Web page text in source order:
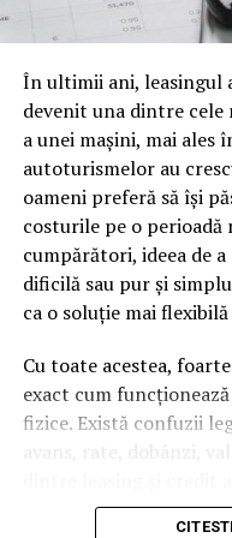
oamenii cu adevărat.
cuvinte tematice,
caută.
Apoi vine partea de
vizitatorii stau zece,
urmărească replay-ul
Google nu îți măsoară
petrecut, scrollul și
util e materialul.
Și mai e ceva ce se
linkuri aproape de la
newsletter, altcineva
partener îl trimite în
tău, iar autoritatea e
În ultimii ani, leasingul
devenit una dintre cele
a unei mașini, mai
autoturismelor au
oameni preferă să își
costurile pe o
cumpărători, ideea de
dificilă sau pur și
ca o soluție mai
Cu toate acestea,
exact cum
fizice. Există confuzii
avans, rate, dobânzi,
semnezi orice